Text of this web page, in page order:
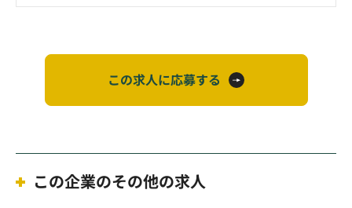
この求人に応募する
この企業のその他の求人